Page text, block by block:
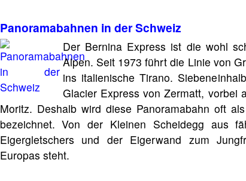
Panoramabahnen in der Schweiz
Der Bernina Express ist die wohl
Alpen. Seit 1973 führt die Linie von
ins italienische Tirano.
Glacier Express von Zermatt, vorbei
Moritz. Deshalb wird diese Panoramabahn oft
bezeichnet. Von der Kleinen Scheidegg aus
Eigergletschers und der Eigerwand zum
Europas steht.